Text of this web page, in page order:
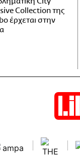
Collection της
έρχεται στην